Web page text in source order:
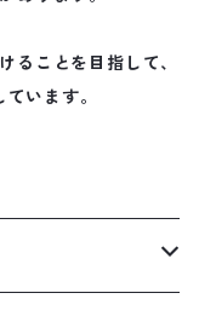
ることを目指して、
います。